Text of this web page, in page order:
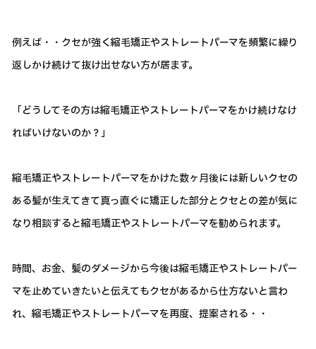
例えば・・クセが強く縮毛矯正やストレートパーマを頻繁に繰り
返しかけ続けて抜け出せない方が居ます。
「どうしてその方は縮毛矯正やストレートパーマをかけ続けなけ
ればいけないのか？」
縮毛矯正やストレートパーマをかけた数ヶ月後には新しいクセの
ある髪が生えてきて真っ直ぐに矯正した部分とクセとの差が気に
なり相談すると縮毛矯正やストレートパーマを勧められます。
時間、お金、髪のダメージから今後は縮毛矯正やストレートパー
マを止めていきたいと伝えてもクセがあるから仕方ないと言わ
れ、縮毛矯正やストレートパーマを再度、提案される・・